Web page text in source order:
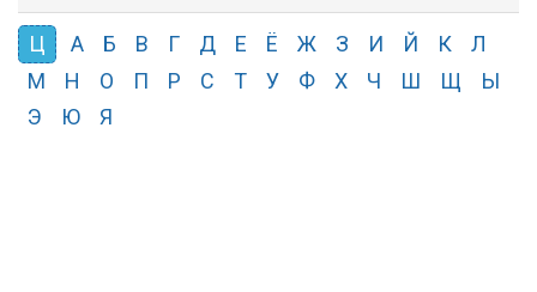
Ц А Б В Г Д Е Ё Ж З И Й К
Л
М
Н О П Р С Т У Ф Х Ч Ш Щ
Ы
Э
Ю Я